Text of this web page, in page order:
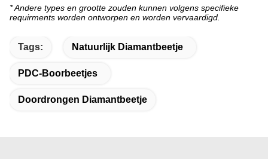
* Andere types en grootte zouden kunnen volgens specifieke
requirments worden ontworpen en worden vervaardigd.
Tags: Natuurlijk Diamantbeetje
PDC-Boorbeetjes
Doordrongen Diamantbeetje